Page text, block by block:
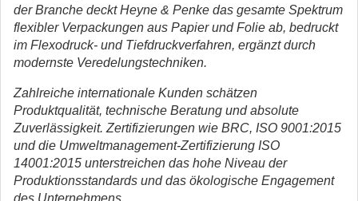
der Branche deckt Heyne & Penke das gesamte Spektrum
flexibler Verpackungen aus Papier und Folie ab, bedruckt
im Flexodruck- und Tiefdruckverfahren, ergänzt durch
modernste Veredelungstechniken.
Zahlreiche internationale Kunden schätzen
Produktqualität, technische Beratung und absolute
Zuverlässigkeit. Zertifizierungen wie BRC, ISO 9001:2015
und die Umweltmanagement-Zertifizierung ISO
14001:2015 unterstreichen das hohe Niveau der
Produktionsstandards und das ökologische Engagement
des Unternehmens.